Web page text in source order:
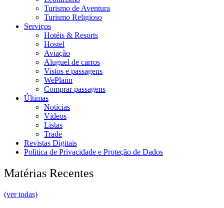
Turismo de Aventura
Turismo Religioso
Serviços
Hotéis & Resorts
Hostel
Aviação
Aluguel de carros
Vistos e passagens
WePlann
Comprar passagens
Últimas
Notícias
Vídeos
Listas
Trade
Revistas Digitais
Política de Privacidade e Proteção de Dados
Matérias Recentes
(ver todas)